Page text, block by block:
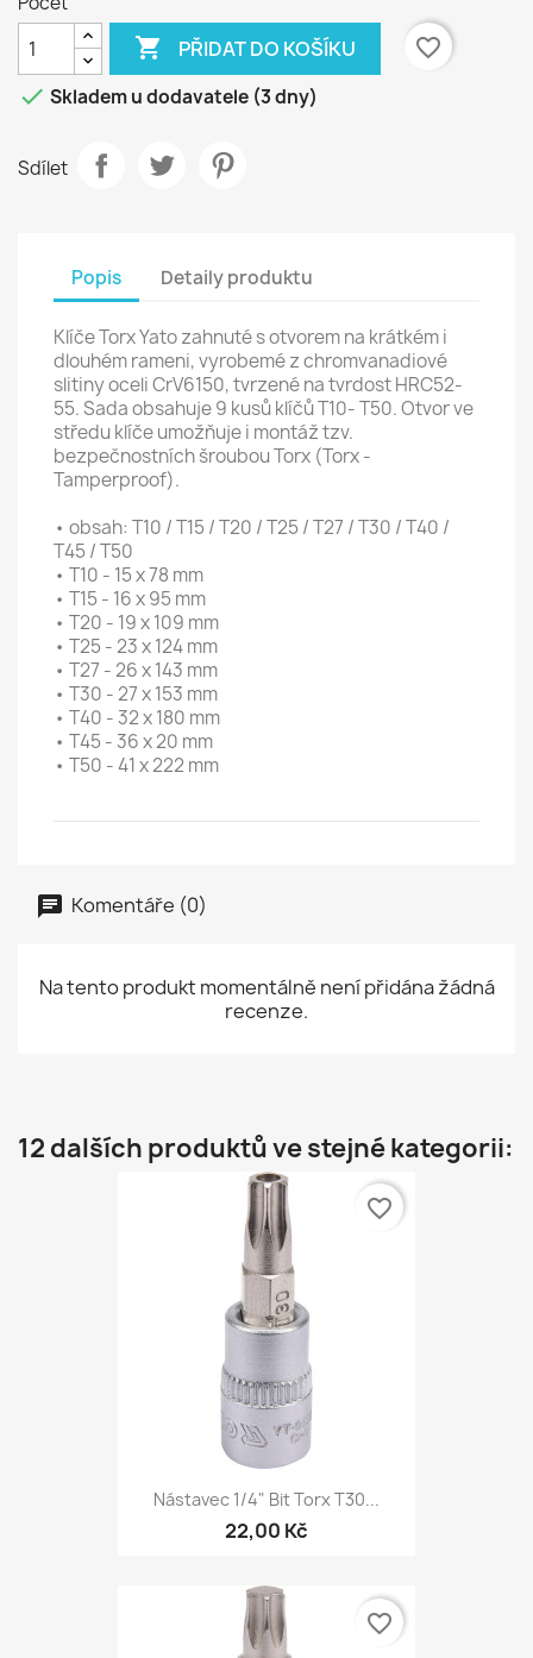
 PŘIDAT DO KOŠÍKU
favorite_border
 Skladem u dodavatele (3 dny)
Sdílet
Popis Detaily produktu
Klíče Torx Yato zahnuté s otvorem na krátkém i
dlouhém rameni, vyrobemé z chromvanadiové
slitiny oceli CrV6150, tvrzené na tvrdost HRC52-
55. Sada obsahuje 9 kusů klíčů T10- T50. Otvor ve
středu klíče umožňuje i montáž tzv.
bezpečnostních šroubou Torx (Torx -
Tamperproof).
• obsah: T10 / T15 / T20 / T25 / T27 / T30 / T40 /
T45 / T50
• T10 - 15 x 78 mm
• T15 - 16 x 95 mm
• T20 - 19 x 109 mm
• T25 - 23 x 124 mm
• T27 - 26 x 143 mm
• T30 - 27 x 153 mm
• T40 - 32 x 180 mm
• T45 - 36 x 20 mm
• T50 - 41 x 222 mm
Komentáře (0)
Na tento produkt momentálně není přidána žádná
recenze.
12 dalších produktů ve stejné kategorii:
Nástavec 1/4" Bit Torx T30...
22,00 Kč
favorite_border
favorite_border